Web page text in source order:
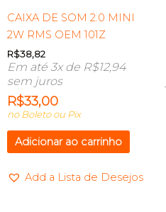
CAIXA DE SOM 2.0 MINI
2W RMS OEM 101Z
R$38,82
Em até 3x de R$12,94
sem juros
R$33,00
no Boleto ou Pix
Adicionar ao carrinho
Add a Lista de Desejos